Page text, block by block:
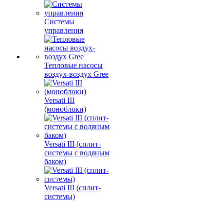
Системы
управления
Тепловые насосы
воздух-воздух Gree
Versati III
(моноблоки)
Versati III (сплит-
системы с водяным
баком)
Versati III (сплит-
системы)